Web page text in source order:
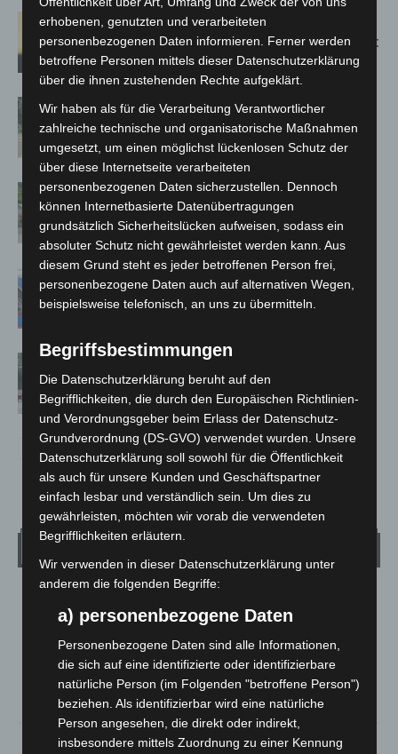
Hannover: Erste Tigermücken-
Population in Niedersachsen entdeckt
Brand im „Haus der Begegnung“ in
Neuwarmbüchen schnell eingedämmt
Region Hannover: 21 neue
Notfallsanitäter starten beim Roten
Kreuz
Mann läuft mit Hockeyschläger über
A7 – Polizei sucht Zeugen
Gasleitung bei McDonald’s-Umbau in
Langenhagen beschädigt
Überwiegend Bewölkt
13.9°C 15.5°
13.3°
90% 1m/s 84%
erhobenen, genutzten und verarbeiteten
personenbezogenen Daten informieren. Ferner werden
betroffene Personen mittels dieser Datenschutzerklärung
über die ihnen zustehenden Rechte aufgeklärt.
Wir haben als für die Verarbeitung Verantwortlicher
zahlreiche technische und organisatorische Maßnahmen
umgesetzt, um einen möglichst lückenlosen Schutz der
über diese Internetseite verarbeiteten
personenbezogenen Daten sicherzustellen. Dennoch
können Internetbasierte Datenübertragungen
grundsätzlich Sicherheitslücken aufweisen, sodass ein
absoluter Schutz nicht gewährleistet werden kann. Aus
diesem Grund steht es jeder betroffenen Person frei,
personenbezogene Daten auch auf alternativen Wegen,
beispielsweise telefonisch, an uns zu übermitteln.
Begriffsbestimmungen
Die Datenschutzerklärung beruht auf den
Begrifflichkeiten, die durch den Europäischen Richtlinien-
und Verordnungsgeber beim Erlass der Datenschutz-
Grundverordnung (DS-GVO) verwendet wurden. Unsere
Datenschutzerklärung soll sowohl für die Öffentlichkeit
als auch für unsere Kunden und Geschäftspartner
einfach lesbar und verständlich sein. Um dies zu
gewährleisten, möchten wir vorab die verwendeten
Begrifflichkeiten erläutern.
Wir verwenden in dieser Datenschutzerklärung unter
anderem die folgenden Begriffe:
a) personenbezogene Daten
Personenbezogene Daten sind alle Informationen,
die sich auf eine identifizierte oder identifizierbare
natürliche Person (im Folgenden "betroffene Person")
beziehen. Als identifizierbar wird eine natürliche
Person angesehen, die direkt oder indirekt,
insbesondere mittels Zuordnung zu einer Kennung